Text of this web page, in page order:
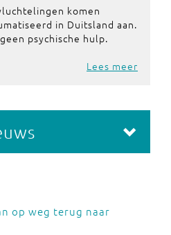
komen
in Duitsland aan.
psychische hulp.
Lees meer
op weg terug naar